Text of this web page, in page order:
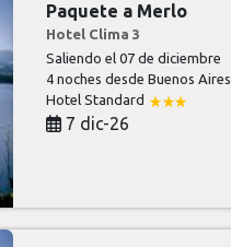
Paquete a Merlo
Hotel Clima 3
Saliendo el 07 de diciembre
4 noches desde Buenos Aires
Hotel Standard
7 dic-26